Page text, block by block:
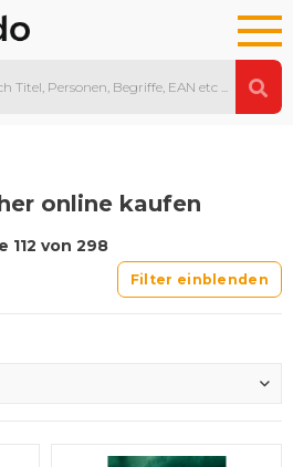
online kaufen
112 von 298
Filter einblenden